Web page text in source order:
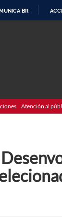
BR
Atención al